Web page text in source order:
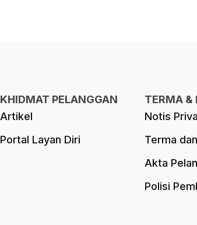
KHIDMAT PELANGGAN
Artikel
Portal Layan Diri
TERMA &
Notis
Terma
Akta
Polisi